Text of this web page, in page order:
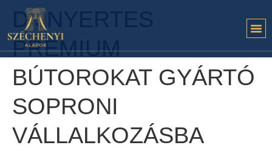
DÍJNYERTES
PRÉMIUM
BÚTOROKAT GYÁRTÓ
SOPRONI
VÁLLALKOZÁSBA